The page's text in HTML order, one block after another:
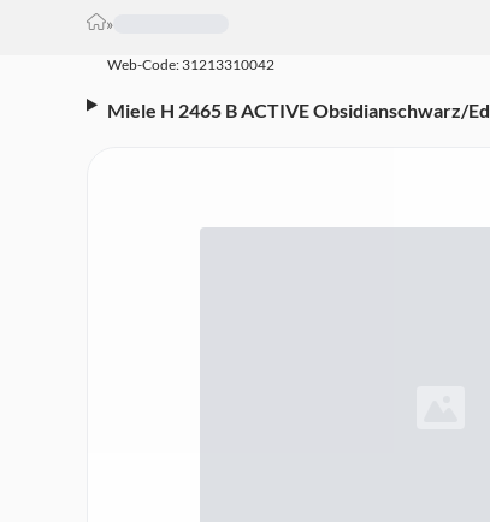
»
Web-Code: 31213310042
Miele H 2465 B ACTIVE Obsidianschwarz/